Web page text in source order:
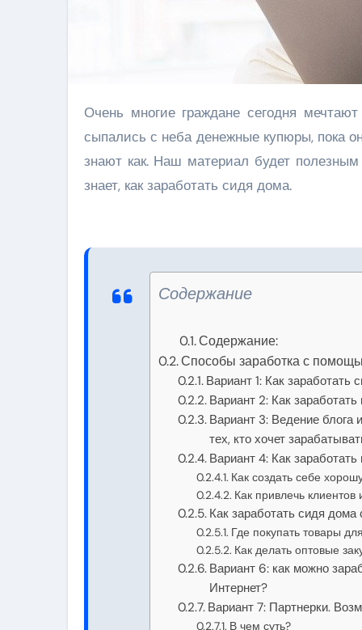
Очень многие граждане сегодня мечтают зарабатывать деньги, сидя дома. Одни мечтают, чтобы им
сыпались с неба денежные купюры, пока
знают как. Наш материал будет
знает, как заработать сидя дома.
Содержание
Содержание:
Способы заработка с
Вариант 1: Как заработать
Вариант 2: Как
Вариант 3: Ведение
тех, кто хочет
Вариант 4: Как
Как создать себе
Как привлечь
Как заработать сидя
Где покупать товары
Как делать оптовые
Вариант 6: как можно
Интернет?
Вариант 7: Партнерки.
В чем суть?